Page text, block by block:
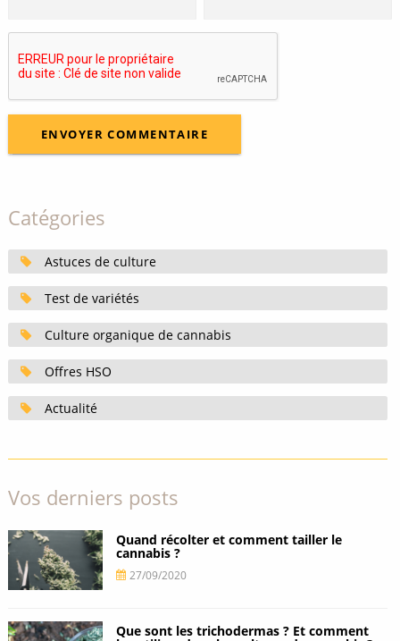
Catégories
Astuces de culture
Test de variétés
Culture organique de cannabis
Offres HSO
Actualité
Vos derniers posts
Quand récolter et comment tailler le
cannabis ?
27/09/2020
Que sont les trichodermas ? Et comment